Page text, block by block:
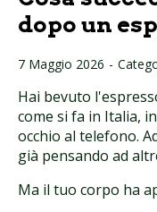
dopo un
7 Maggio 2026 -
Hai bevuto
come si fa in Italia,
occhio al telefono.
già pensando ad
Ma il tuo corpo ha